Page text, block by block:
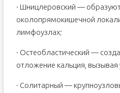
· Шницлеровский —
околопрямокишечной
лимфоузлах;
· Остеобластический —
отложение кальция, вызывая
· Солитарный —